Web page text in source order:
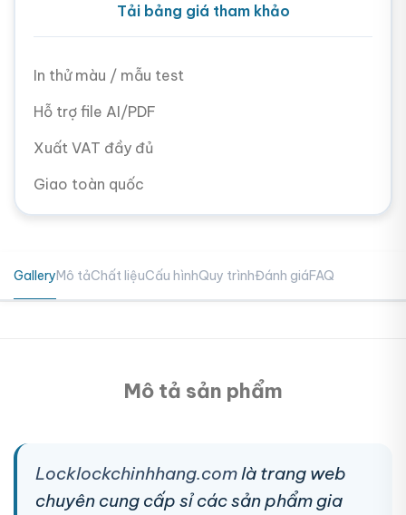
Tải bảng giá tham khảo
In thử màu / mẫu test
Hỗ trợ file AI/PDF
Xuất VAT đầy đủ
Giao toàn quốc
GalleryMô tảChất liệuCấu hìnhQuy trìnhĐánh giáFAQ
Mô tả sản phẩm
Locklockchinhhang.com là trang web
chuyên cung cấp sỉ các sản phẩm gia